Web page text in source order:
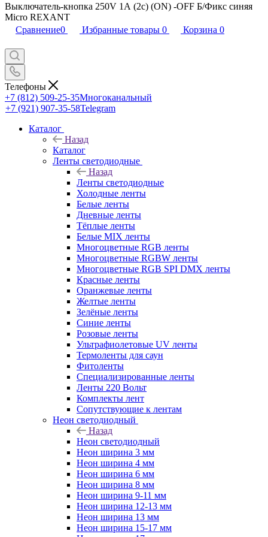
Выключатель-кнопка 250V 1А (2с) (ON) -OFF Б/Фикс синяя
Micro REXANT
Сравнение0 Избранные товары 0 Корзина 0
Телефоны
+7 (812) 509-25-35Многоканальный
+7 (921) 907-35-58Telegram
Каталог
Назад
Каталог
Ленты светодиодные
Назад
Ленты светодиодные
Холодные ленты
Белые ленты
Дневные ленты
Тёплые ленты
Белые MIX ленты
Многоцветные RGB ленты
Многоцветные RGBW ленты
Многоцветные RGB SPI DMX ленты
Красные ленты
Оранжевые ленты
Желтые ленты
Зелёные ленты
Синие ленты
Розовые ленты
Ультрафиолетовые UV ленты
Термоленты для саун
Фитоленты
Специализированные ленты
Ленты 220 Вольт
Комплекты лент
Сопутствующие к лентам
Неон светодиодный
Назад
Неон светодиодный
Неон ширина 3 мм
Неон ширина 4 мм
Неон ширина 6 мм
Неон ширина 8 мм
Неон ширина 9-11 мм
Неон ширина 12-13 мм
Неон ширина 13 мм
Неон ширина 15-17 мм